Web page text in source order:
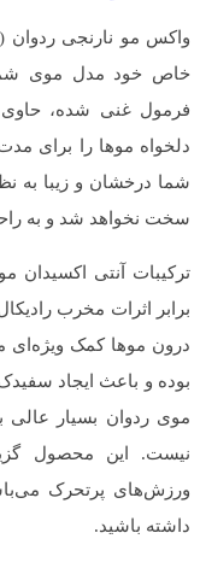
خاص خود مدل موی
فرمول غنی شده، حاوی
دلخواه موها را برای
شما درخشان و زیبا به
سخت نخواهد شد و به
ترکیبات آنتی اکسیدان
برابر اثرات مخرب
درون موها کمک ویژه‌ای
بوده و باعث ایجاد
موی ردوان بسیار عالی
نیست. این محصول
ورزش‌های پرتحرک
داشته باشید.